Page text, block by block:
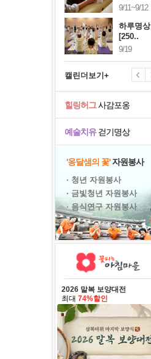
9/11~9/12
하루명상
[250..
9/19
캘린더보기+
예술치유걷기명상
힐링허그사감포옹
'옹달샘의 꽃'자원봉사
· 청년 자원봉사
· 금빛청년 자원봉사
· 음식연구 자원봉사
2026 말복 보양대전
최대 74%할인